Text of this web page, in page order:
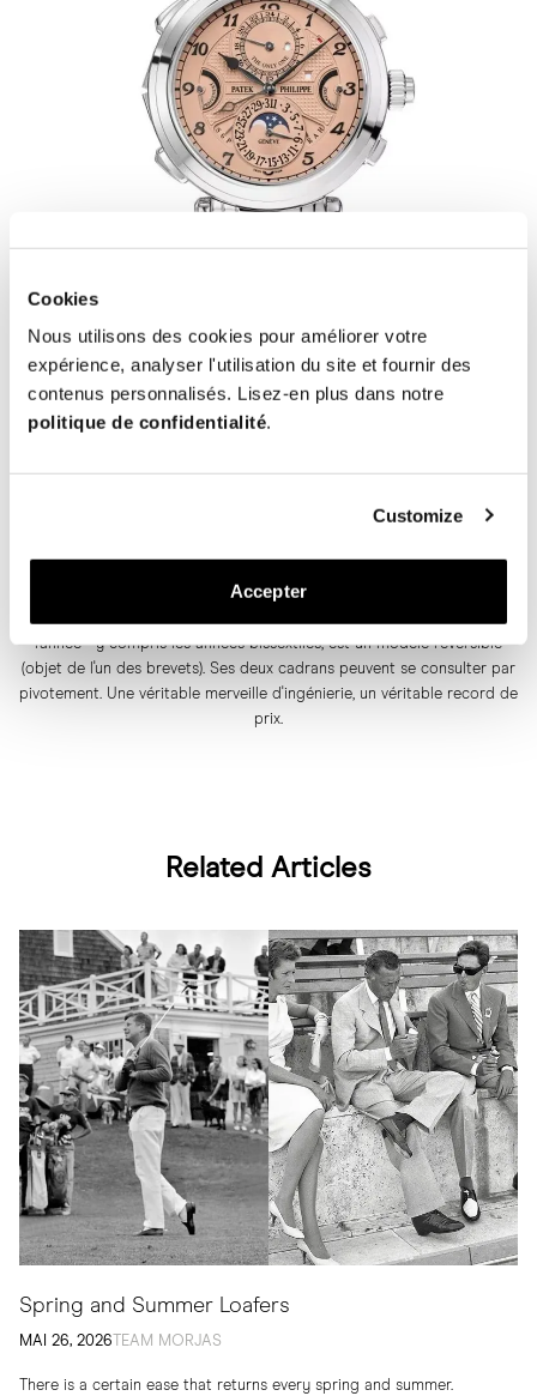
Cookies
Nous utilisons des cookies pour améliorer votre
expérience, analyser l'utilisation du site et fournir des
contenus personnalisés. Lisez-en plus dans notre
politique de confidentialité.
Customize
Accepter
Patek Philippe Grandmaster Carillon
auparavant par la très célèbre Paul Newman Rolex Daytona Réf. 6239
175e anniversaire de la marque. La montre détient pas moins de six
l'année - y compris les années bissextiles, est un modèle reversible
(objet de l'un des brevets). Ses deux cadrans peuvent se consulter par
pivotement. Une véritable merveille d'ingénierie, un véritable record de
prix.
Related Articles
Spring and Summer Loafers
MAI 26, 2026 TEAM MORJAS
There is a certain ease that returns every spring and summer.